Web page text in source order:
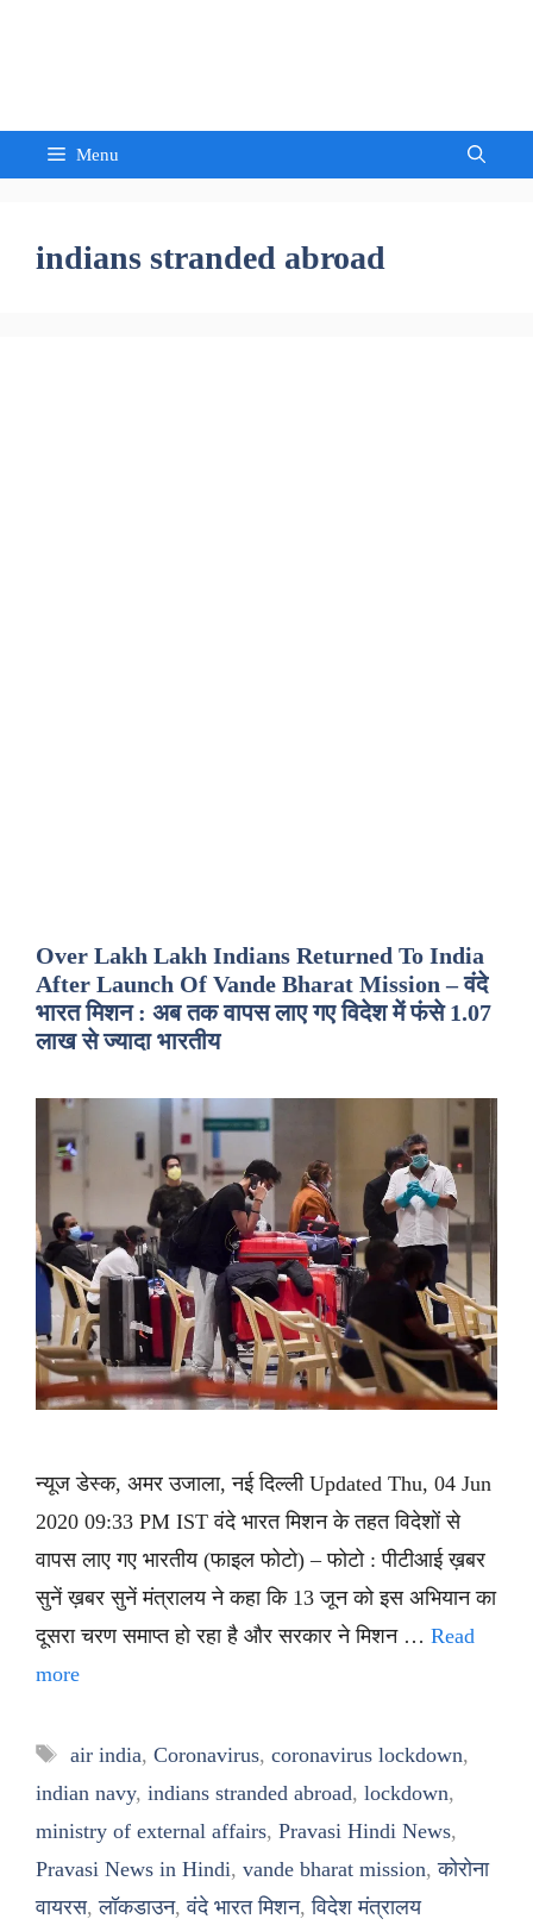
Menu
indians stranded abroad
Over Lakh Lakh Indians Returned To India
After Launch Of Vande Bharat Mission – वंदे
भारत मिशन : अब तक वापस लाए गए विदेश में फंसे 1.07
लाख से ज्यादा भारतीय
न्यूज डेस्क, अमर उजाला, नई दिल्ली Updated Thu, 04 Jun
2020 09:33 PM IST वंदे भारत मिशन के तहत विदेशों से
वापस लाए गए भारतीय (फाइल फोटो) – फोटो : पीटीआई ख़बर
सुनें ख़बर सुनें मंत्रालय ने कहा कि 13 जून को इस अभियान का
दूसरा चरण समाप्त हो रहा है और सरकार ने मिशन … Read
more
Tags
air india, Coronavirus, coronavirus lockdown,
indian navy, indians stranded abroad, lockdown,
ministry of external affairs, Pravasi Hindi News,
Pravasi News in Hindi, vande bharat mission,कोरोना
वायरस,लॉकडाउन,वंदे भारत मिशन,विदेश मंत्रालय